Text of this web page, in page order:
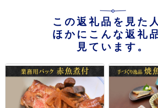
この返礼品を見た
ほかにこんな返礼
見ています。